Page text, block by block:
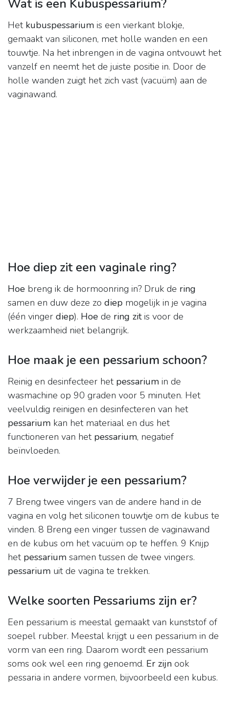
Wat is een Kubuspessarium?
Het kubuspessarium is een vierkant blokje,
gemaakt van siliconen, met holle wanden en een
touwtje. Na het inbrengen in de vagina ontvouwt het
vanzelf en neemt het de juiste positie in. Door de
holle wanden zuigt het zich vast (vacuüm) aan de
vaginawand.
Hoe diep zit een vaginale ring?
Hoe breng ik de hormoonring in? Druk de ring
samen en duw deze zo diep mogelijk in je vagina
(één vinger diep). Hoe de ring zitis voor de
werkzaamheid niet belangrijk.
Hoe maak je een pessarium schoon?
Reinig en desinfecteer het pessarium in de
wasmachine op 90 graden voor 5 minuten. Het
veelvuldig reinigen en desinfecteren van het
pessarium kan het materiaal en dus het
functioneren van het pessarium, negatief
beïnvloeden.
Hoe verwijder je een pessarium?
7 Breng twee vingers van de andere hand in de
vagina en volg het siliconen touwtje om de kubus te
vinden. 8 Breng een vinger tussen de vaginawand
en de kubus om het vacuüm op te heffen. 9 Knijp
het pessarium samen tussen de twee vingers.
pessarium uit de vagina te trekken.
Welke soorten Pessariums zijn er?
Een pessarium is meestal gemaakt van kunststof of
soepel rubber. Meestal krijgt u een pessarium in de
vorm van een ring. Daarom wordt een pessarium
soms ook wel een ring genoemd. Er zijn ook
pessaria in andere vormen, bijvoorbeeld een kubus.